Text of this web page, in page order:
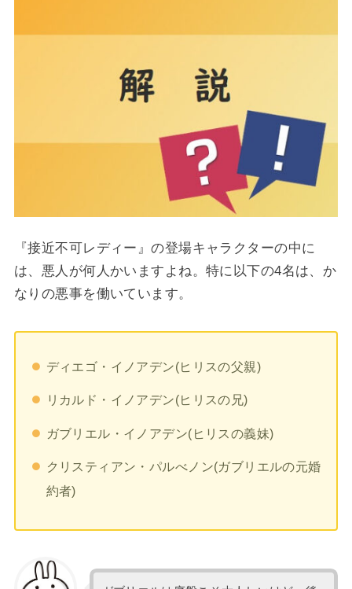
『接近不可レディー』の登場キャラクターの中に
は、悪人が何人かいますよね。特に以下の4名は、か
なりの悪事を働いています。
ディエゴ・イノアデン(ヒリスの父親)
リカルド・イノアデン(ヒリスの兄)
ガブリエル・イノアデン(ヒリスの義妹)
クリスティアン・パルべノン(ガブリエルの元婚
約者)